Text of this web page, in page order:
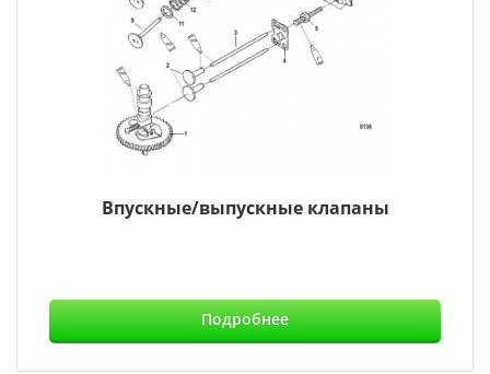
Впускные/выпускные клапаны
Подробнее